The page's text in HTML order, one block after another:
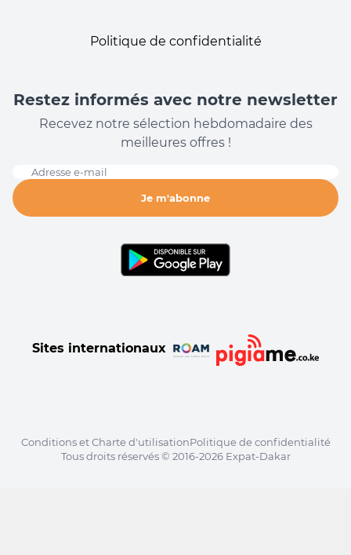
Politique de confidentialité
Restez informés avec notre newsletter
Recevez notre sélection hebdomadaire des
meilleures offres !
Adresse e-mail
Je m'abonne
Sites internationaux
Conditions et Charte d'utilisationPolitique de confidentialité
Tous droits réservés © 2016-2026 Expat-Dakar